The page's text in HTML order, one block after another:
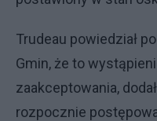
Trudeau powiedział
Gmin, że to
zaakceptowania,
rozpocznie